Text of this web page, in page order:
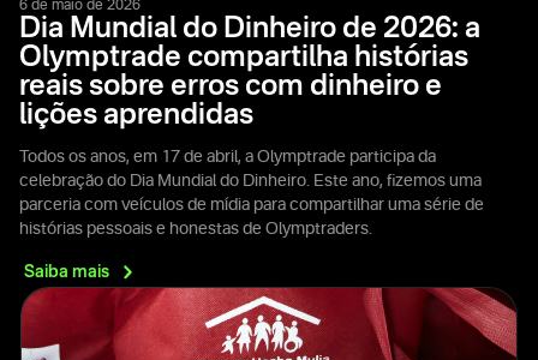
6 de maio de 2026
Dia Mundial do Dinheiro de 2026: a
Olymptrade compartilha histórias
reais sobre erros com dinheiro e
lições aprendidas
Todos os anos, em 17 de abril, a Olymptrade participa da
celebração do Dia Mundial do Dinheiro. Este ano, fizemos uma
parceria com veículos de mídia para compartilhar uma série de
histórias pessoais e honestas de Olymptraders.
Saiba mais